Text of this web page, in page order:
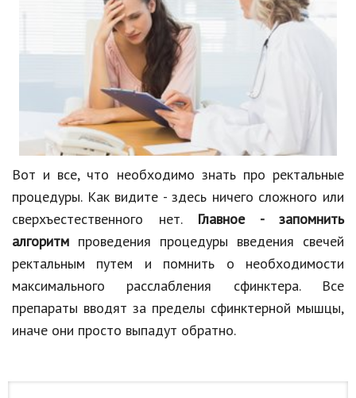
Вот и все, что необходимо знать про ректальные
процедуры. Как видите - здесь ничего сложного или
сверхъестественного нет. Главное - запомнить
алгоритм проведения процедуры введения свечей
ректальным путем и помнить о необходимости
максимального расслабления сфинктера. Все
препараты вводят за пределы сфинктерной мышцы,
иначе они просто выпадут обратно.